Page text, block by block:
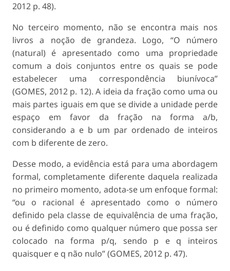
2012 p. 48).
No terceiro momento, não se encontra mais nos
livros a noção de grandeza. Logo, “O número
(natural) é apresentado como uma propriedade
comum a dois conjuntos entre os quais se pode
estabelecer uma correspondência biunívoca”
(GOMES, 2012 p. 12). A ideia da fração como uma ou
mais partes iguais em que se divide a unidade perde
espaço em favor da fração na forma a/b,
considerando a e b um par ordenado de inteiros
com b diferente de zero.
Desse modo, a evidência está para uma abordagem
formal, completamente diferente daquela realizada
no primeiro momento, adota-se um enfoque formal:
“ou o racional é apresentado como o número
definido pela classe de equivalência de uma fração,
ou é definido como qualquer número que possa ser
colocado na forma p/q, sendo p e q inteiros
quaisquer e q não nulo” (GOMES, 2012 p. 47).